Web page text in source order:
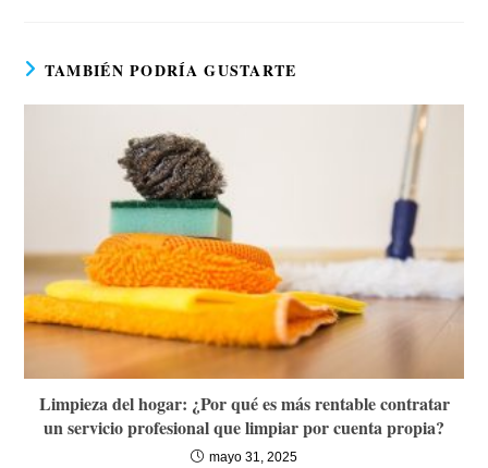
TAMBIÉN PODRÍA GUSTARTE
Limpieza del hogar: ¿Por qué es más rentable contratar
un servicio profesional que limpiar por cuenta propia?
mayo 31, 2025